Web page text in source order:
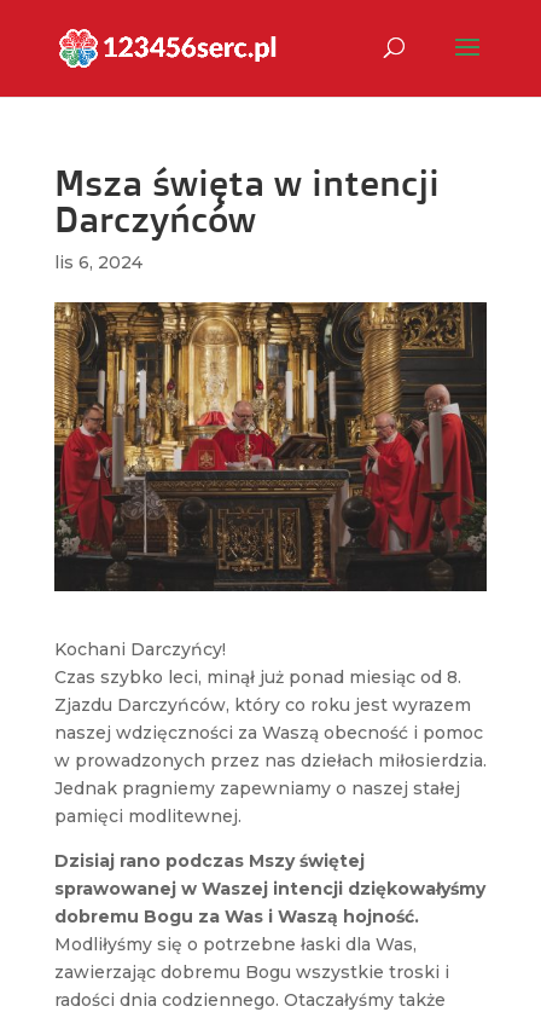
Msza święta w intencji
Darczyńców
lis 6, 2024
Kochani Darczyńcy!
Czas szybko leci, minął już ponad miesiąc od 8.
Zjazdu Darczyńców, który co roku jest wyrazem
naszej wdzięczności za Waszą obecność i pomoc
w prowadzonych przez nas dziełach miłosierdzia.
Jednak pragniemy zapewniamy o naszej stałej
pamięci modlitewnej.
Dzisiaj rano podczas Mszy świętej
sprawowanej w Waszej intencji dziękowałyśmy
dobremu Bogu za Was i Waszą hojność.
Modliłyśmy się o potrzebne łaski dla Was,
zawierzając dobremu Bogu wszystkie troski i
radości dnia codziennego. Otaczałyśmy także